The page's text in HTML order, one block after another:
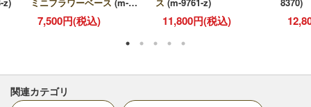
10402-z)
7,500円(税込) 11,800円(税込)
関連カテゴリ